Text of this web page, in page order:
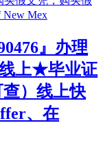
』办理
上★毕业证
）线上快
、在